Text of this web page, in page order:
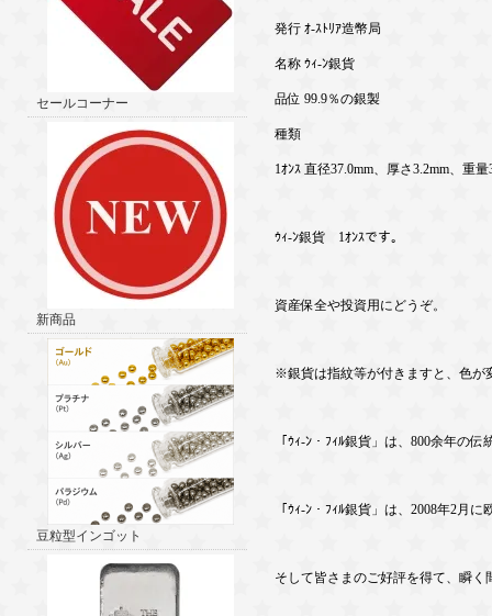
セールコーナー
新商品
豆粒型インゴット
発行 ｵ-ｽﾄﾘｱ造幣局
名称 ｳｨ-ﾝ銀貨
品位 99.9％の銀製
種類
1ｵﾝｽ 直径37.0mm、厚さ3.2mm、重量
ｳｨ-ﾝ銀貨 1ｵﾝｽです。
資産保全や投資用にどうぞ。
※銀貨は指紋等が付きますと、色が
「ｳｨ-ﾝ・ﾌｨﾙ銀貨」は、800余年の
「ｳｨ-ﾝ・ﾌｨﾙ銀貨」は、2008年2月
そして皆さまのご好評を得て、瞬